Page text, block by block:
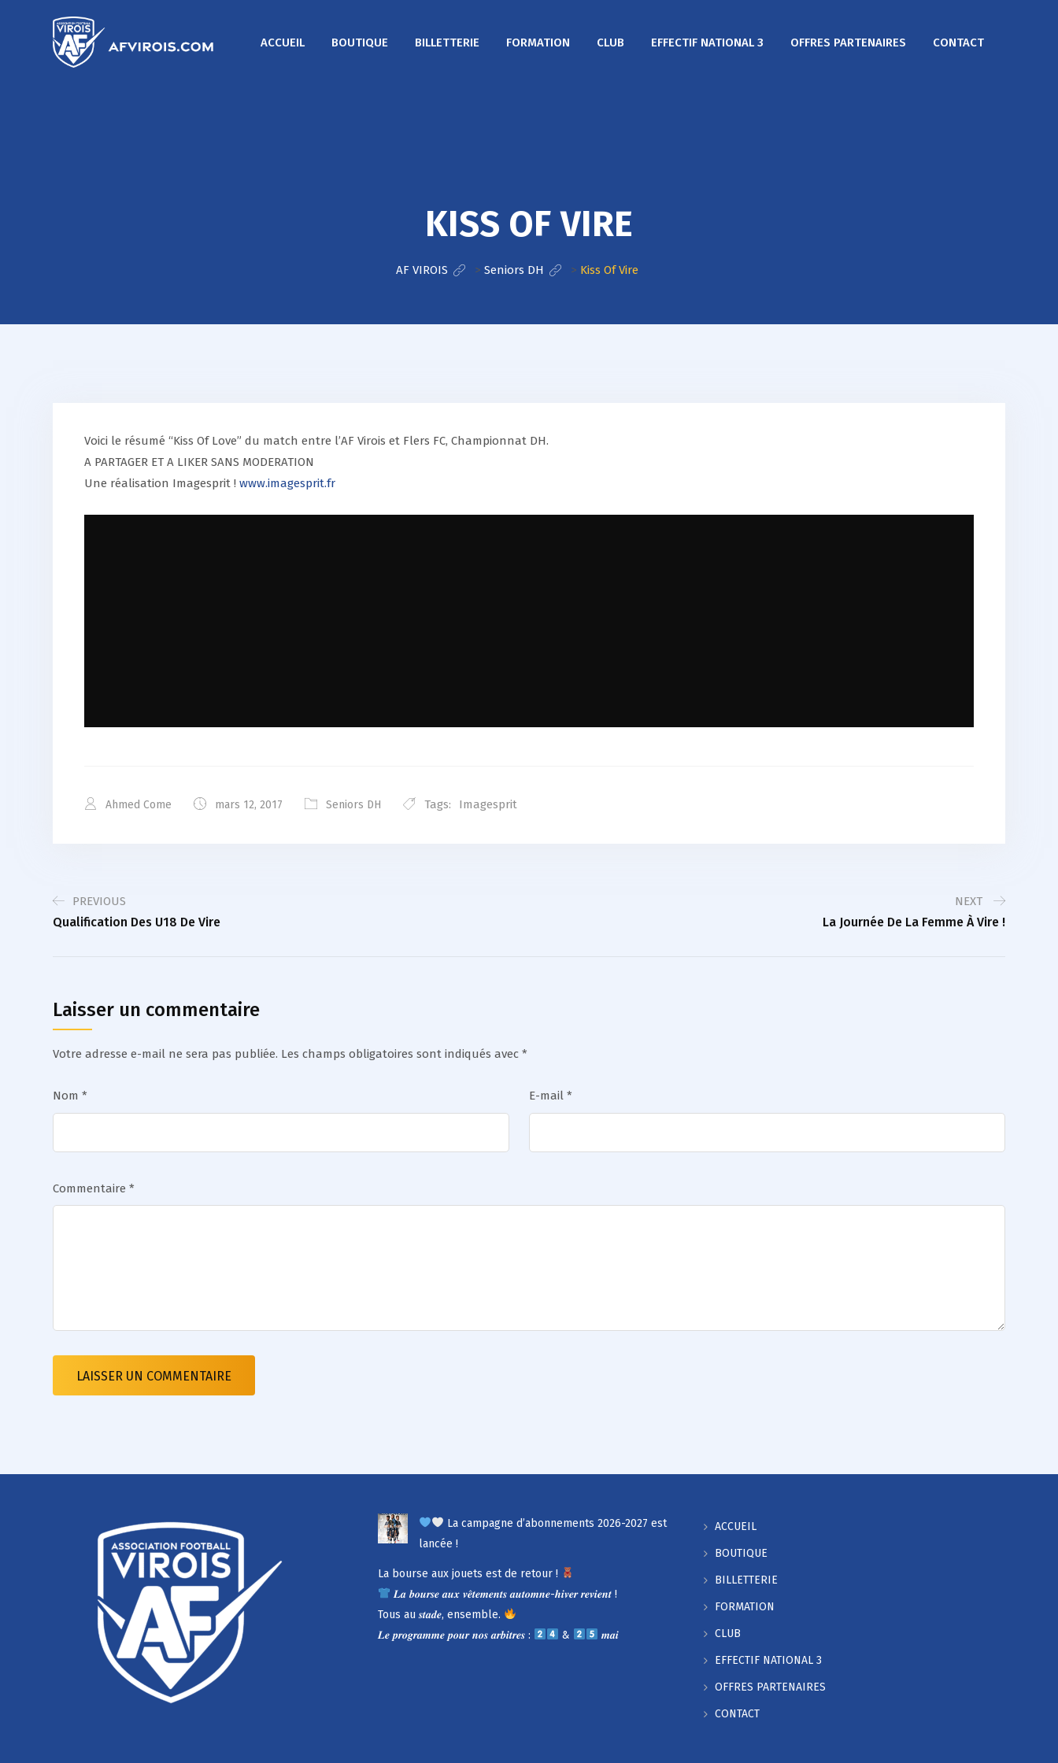
ACCUEIL BOUTIQUE BILLETTERIE FORMATION CLUB EFFECTIF NATIONAL 3 OFFRES PARTENAIRES CONTACT
KISS OF VIRE
AF VIROIS > Seniors DH > Kiss Of Vire
Voici le résumé “Kiss Of Love” du match entre l’AF Virois et Flers FC, Championnat DH.
A PARTAGER ET A LIKER SANS MODERATION
Une réalisation Imagesprit ! www.imagesprit.fr
Ahmed Come mars 12, 2017 Seniors DH Tags: Imagesprit
PREVIOUS
Qualification Des U18 De Vire
NEXT
La Journée De La Femme À Vire !
Laisser un commentaire
Votre adresse e-mail ne sera pas publiée. Les champs obligatoires sont indiqués avec *
Nom * E-mail *
Commentaire *
La campagne d’abonnements 2026-2027 est
lancée !
La bourse aux jouets est de retour !
𝑳𝒂 𝒃𝒐𝒖𝒓𝒔𝒆 𝒂𝒖𝒙 𝒗𝒆̂𝒕𝒆𝒎𝒆𝒏𝒕𝒔 𝒂𝒖𝒕𝒐𝒎𝒏𝒆-𝒉𝒊𝒗𝒆𝒓 𝒓𝒆𝒗𝒊𝒆𝒏𝒕 !
Tous au 𝒔𝒕𝒂𝒅𝒆, ensemble.
𝑳𝒆 𝒑𝒓𝒐𝒈𝒓𝒂𝒎𝒎𝒆 𝒑𝒐𝒖𝒓 𝒏𝒐𝒔 𝒂𝒓𝒃𝒊𝒕𝒓𝒆𝒔 :
& 𝒎𝒂𝒊
ACCUEIL
BOUTIQUE
BILLETTERIE
FORMATION
CLUB
EFFECTIF NATIONAL 3
OFFRES PARTENAIRES
CONTACT